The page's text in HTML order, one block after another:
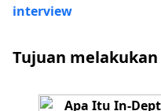
interview
Tujuan melakukan